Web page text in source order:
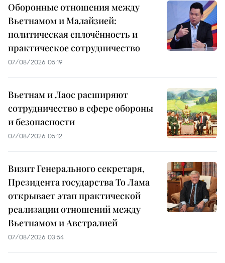
Оборонные отношения между
Вьетнамом и Малайзией:
политическая сплочённость и
практическое сотрудничество
07/08/2026 05:19
Вьетнам и Лаос расширяют
сотрудничество в сфере обороны
и безопасности
07/08/2026 05:12
Визит Генерального секретаря,
Президента государства То Лама
открывает этап практической
реализации отношений между
Вьетнамом и Австралией
07/08/2026 03:54